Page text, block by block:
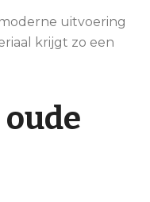
uitvoering
krijgt zo een